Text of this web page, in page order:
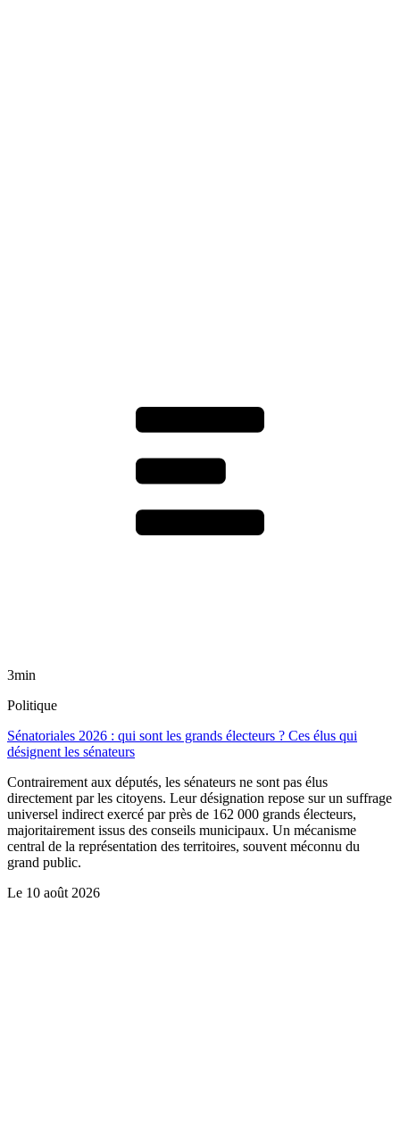
3min
Politique
Sénatoriales 2026 : qui sont les grands électeurs ? Ces élus qui
désignent les sénateurs
Contrairement aux députés, les sénateurs ne sont pas élus
directement par les citoyens. Leur désignation repose sur un suffrage
universel indirect exercé par près de 162 000 grands électeurs,
majoritairement issus des conseils municipaux. Un mécanisme
central de la représentation des territoires, souvent méconnu du
grand public.
Le 10 août 2026